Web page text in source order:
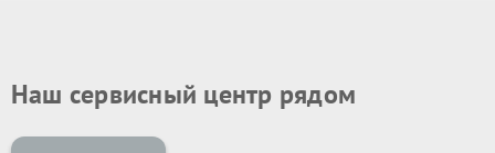
Наш сервисный центр рядом